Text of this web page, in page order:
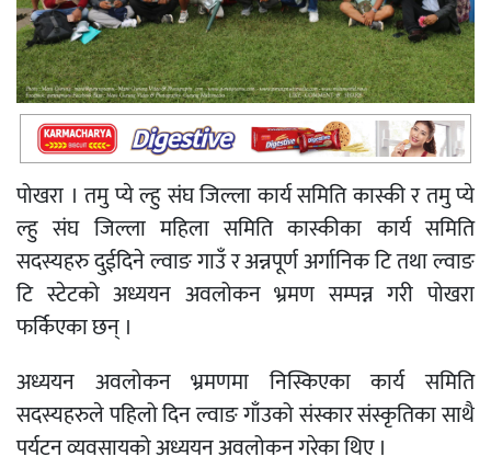
पोखरा । तमु प्ये ल्हु संघ जिल्ला कार्य समिति कास्की र तमु प्ये
ल्हु संघ जिल्ला महिला समिति कास्कीका कार्य समिति
सदस्यहरु दुईदिने ल्वाङ गाउँ र अन्नपूर्ण अर्गानिक टि तथा ल्वाङ
टि स्टेटको अध्ययन अवलोकन भ्रमण सम्पन्न गरी पोखरा
फर्किएका छन् ।
अध्ययन अवलोकन भ्रमणमा निस्किएका कार्य समिति
सदस्यहरुले पहिलो दिन ल्वाङ गाँउको संस्कार संस्कृतिका साथै
पर्यटन व्यवसायको अध्ययन अवलोकन गरेका थिए ।